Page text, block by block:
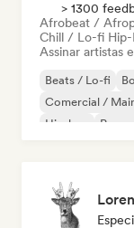
> 1300
Afrobeat /
Chill / Lo-fi Hip-
Assinar artistas
Beats / Lo-fi
Comercial /
Hip-hop
Pop